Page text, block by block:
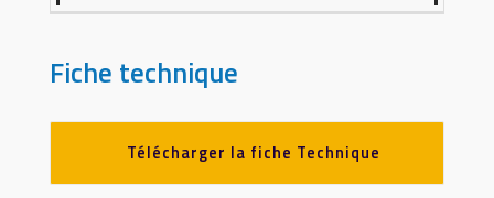
Fiche technique
Télécharger la fiche Technique